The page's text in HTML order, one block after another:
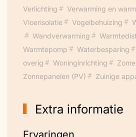
Verlichting
Verwarming en
Vloerisolatie
Vogelbehuizing
Wandverwarming
Warmtepomp
Waterbesparing
overig
Woninginrichting
Zonnepanelen (PV)
Zuinige
Extra informatie
Ervaringen